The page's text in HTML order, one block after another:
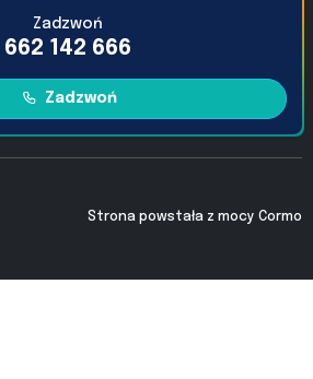
Zadzwoń
662 142 666
Zadzwoń
Strona powstała z mocy Cormo